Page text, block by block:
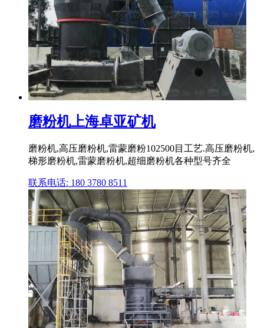
磨粉机上海卓亚矿机
磨粉机,高压磨粉机,雷蒙磨粉102500目工艺.高压磨粉机,
梯形磨粉机,雷蒙磨粉机,超细磨粉机各种型号齐全
联系电话: 180 3780 8511